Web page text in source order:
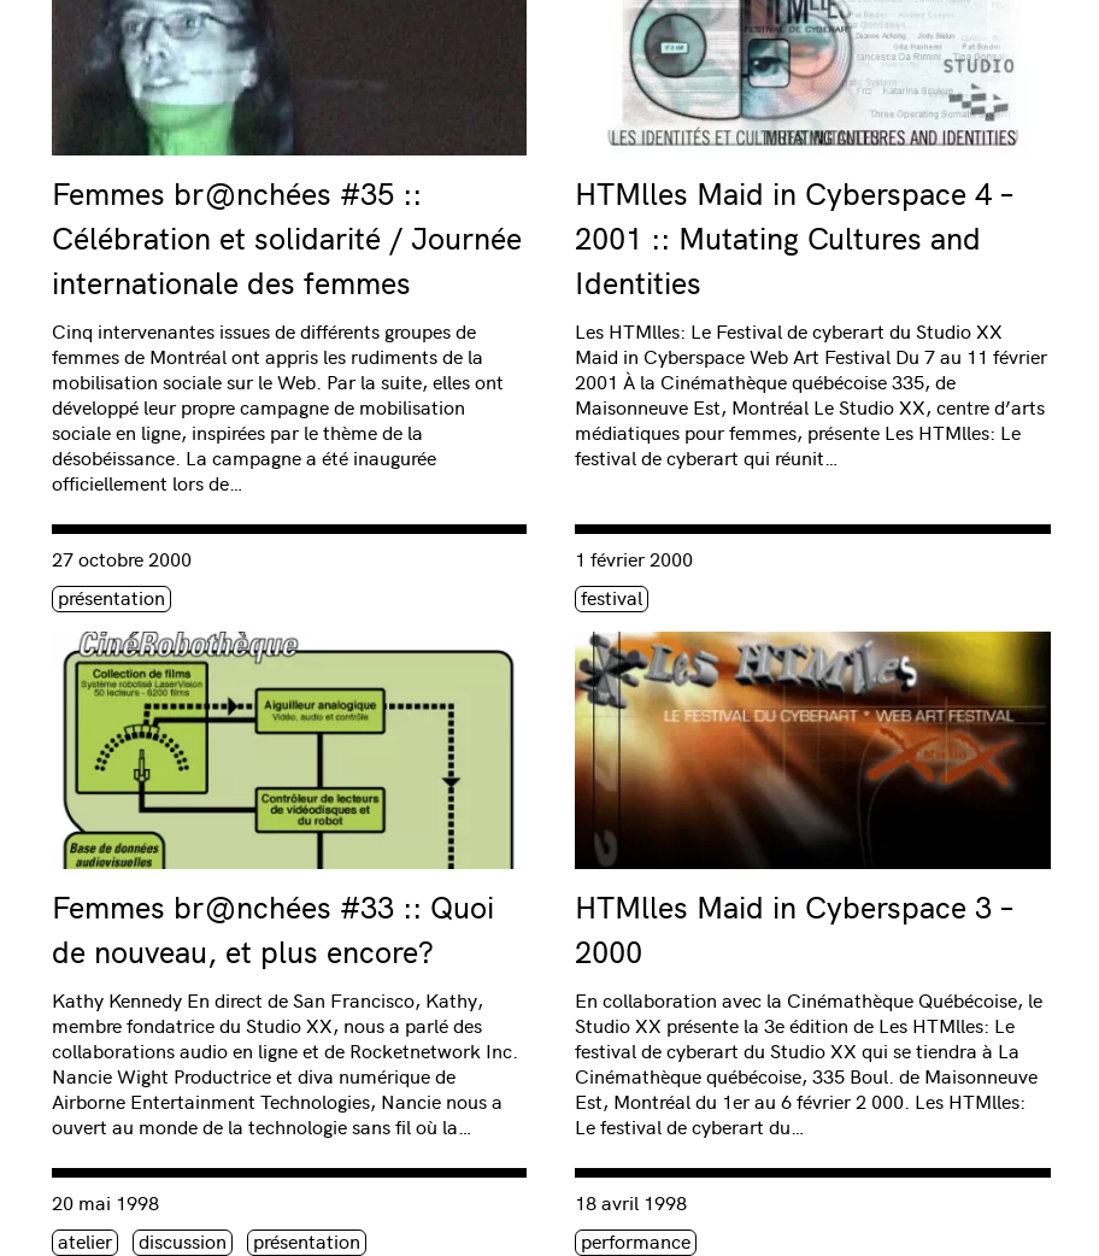
Femmes br@nchées #35 ::
Célébration et solidarité / Journée
internationale des femmes
Cinq intervenantes issues de différents groupes de
femmes de Montréal ont appris les rudiments de la
mobilisation sociale sur le Web. Par la suite, elles ont
développé leur propre campagne de mobilisation
sociale en ligne, inspirées par le thème de la
désobéissance. La campagne a été inaugurée
officiellement lors de…
HTMlles Maid in Cyberspace 4 –
2001 :: Mutating Cultures and
Identities
Les HTMlles: Le Festival de cyberart du Studio XX
Maid in Cyberspace Web Art Festival Du 7 au 11 février
2001 À la Cinémathèque québécoise 335, de
Maisonneuve Est, Montréal Le Studio XX, centre d’arts
médiatiques pour femmes, présente Les HTMlles: Le
festival de cyberart qui réunit…
Femmes br@nchées #33 :: Quoi
de nouveau, et plus encore?
Consulter « Femmes br@nchées #33 :: Quoi de nouveau, et plus encore? »
27 octobre 2000
Étiquette(s)
présentation
Kathy Kennedy En direct de San Francisco, Kathy,
membre fondatrice du Studio XX, nous a parlé des
collaborations audio en ligne et de Rocketnetwork Inc.
Nancie Wight Productrice et diva numérique de
Airborne Entertainment Technologies, Nancie nous a
ouvert au monde de la technologie sans fil où la…
HTMlles Maid in Cyberspace 3 –
2000
Consulter « HTMlles Maid in Cyberspace 3 – 2000 »
1 février 2000
Étiquette(s)
festival
En collaboration avec la Cinémathèque Québécoise, le
Studio XX présente la 3e édition de Les HTMlles: Le
festival de cyberart du Studio XX qui se tiendra à La
Cinémathèque québécoise, 335 Boul. de Maisonneuve
Est, Montréal du 1er au 6 février 2 000. Les HTMlles:
Le festival de cyberart du…
Consulter « Méta Femmes br@nchées 2 – Sheila Urbanoski »
20 mai 1998
Étiquette(s)
atelier discussion présentation
Consulter « Méta Femmes br@nchées 1 – Hayley Newman »
18 avril 1998
Étiquette(s)
performance